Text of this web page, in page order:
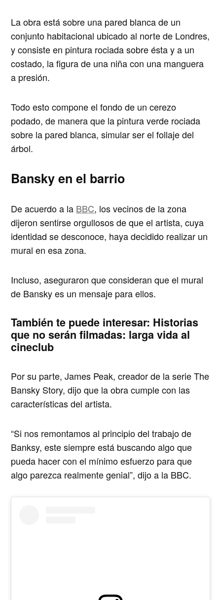
La obra está sobre una pared blanca de un
conjunto habitacional ubicado al norte de Londres,
y consiste en pintura rociada sobre ésta y a un
costado, la figura de una niña con una manguera
a presión.
Todo esto compone el fondo de un cerezo
podado, de manera que la pintura verde rociada
sobre la pared blanca, simular ser el follaje del
árbol.
Bansky en el barrio
De acuerdo a la BBC, los vecinos de la zona
dijeron sentirse orgullosos de que el artista, cuya
identidad se desconoce, haya decidido realizar un
mural en esa zona.
Incluso, aseguraron que consideran que el mural
de Bansky es un mensaje para ellos.
También te puede interesar: Historias
que no serán filmadas: larga vida al
cineclub
Por su parte, James Peak, creador de la serie The
Bansky Story, dijo que la obra cumple con las
características del artista.
“Si nos remontamos al principio del trabajo de
Banksy, este siempre está buscando algo que
pueda hacer con el mínimo esfuerzo para que
algo parezca realmente genial”, dijo a la BBC.